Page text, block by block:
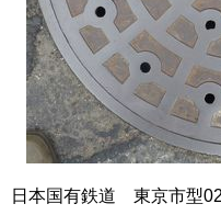
日本国有鉄道 東京市型